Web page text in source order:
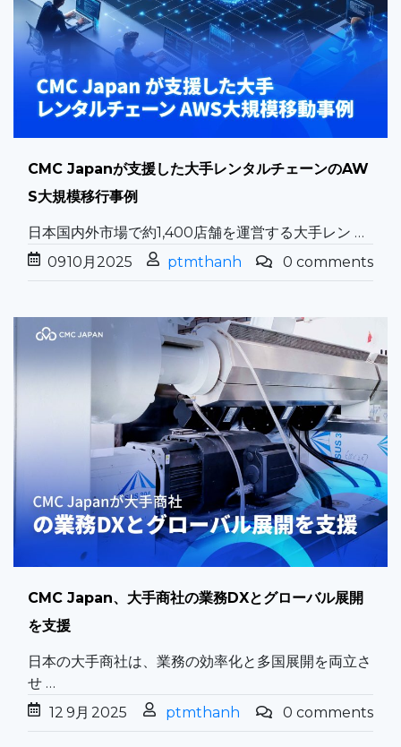
CMC Japanが支援した大手レンタルチェーンのAW
S大規模移行事例
日本国内外市場で約1,400店舗を運営する大手レン …
0910月2025 ptmthanh 0 comments
CMC Japan、大手商社の業務DXとグローバル展開
を支援
日本の大手商社は、業務の効率化と多国展開を両立さ
せ …
12 9月 2025 ptmthanh 0 comments